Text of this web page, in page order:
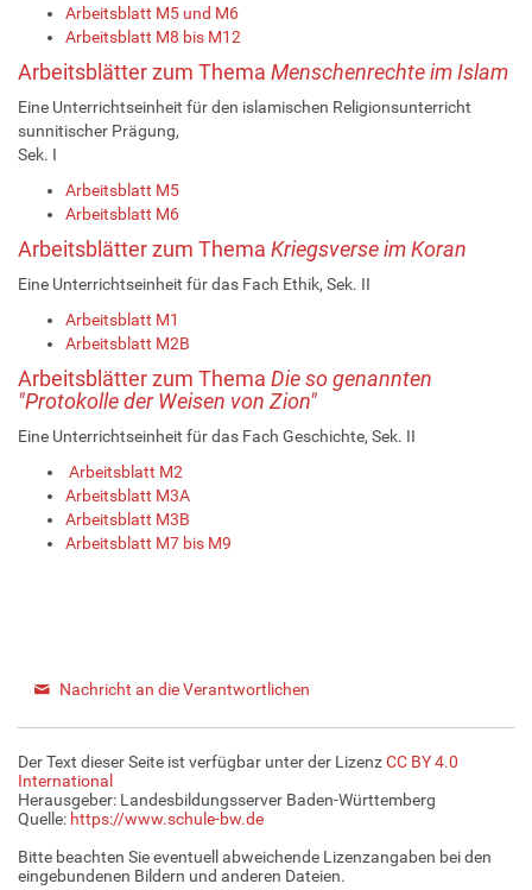
Arbeitsblatt M5 und M6
Arbeitsblatt M8 bis M12
Arbeitsblätter zum Thema Menschenrechte im Islam
Eine Unterrichtseinheit für den islamischen Religionsunterricht
sunnitischer Prägung,
Sek. I
Arbeitsblatt M5
Arbeitsblatt M6
Arbeitsblätter zum Thema Kriegsverse im Koran
Eine Unterrichtseinheit für das Fach Ethik, Sek. II
Arbeitsblatt M1
Arbeitsblatt M2B
Arbeitsblätter zum Thema Die so genannten
"Protokolle der Weisen von Zion"
Eine Unterrichtseinheit für das Fach Geschichte, Sek. II
Arbeitsblatt M2
Arbeitsblatt M3A
Arbeitsblatt M3B
Arbeitsblatt M7 bis M9
Nachricht an die Verantwortlichen
Der Text dieser Seite ist verfügbar unter der LizenzCC BY 4.0
International
Herausgeber: Landesbildungsserver Baden-Württemberg
Quelle: https://www.schule-bw.de
Bitte beachten Sie eventuell abweichende Lizenzangaben bei den
eingebundenen Bildern und anderen Dateien.